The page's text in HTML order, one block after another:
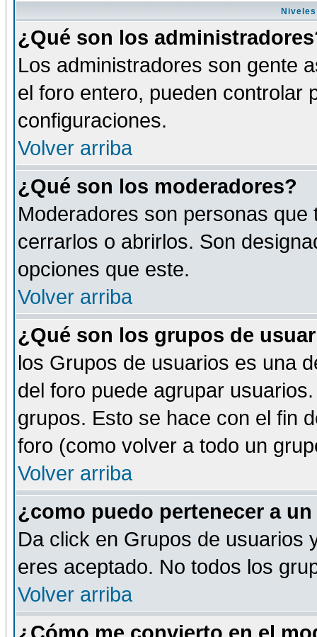
¿Qué son los
Los administradores son gente
el foro entero, pueden controlar
configuraciones.
Volver arriba
¿Qué son los moderadores?
Moderadores son personas
cerrarlos o abrirlos. Son
opciones que este.
Volver arriba
¿Qué son los grupos de
los Grupos de usuarios es una
del foro puede agrupar
grupos. Esto se hace con el fin
foro (como volver a todo un
Volver arriba
¿como puedo pertenecer a
Da click en Grupos de usuarios
eres aceptado. No todos los
Volver arriba